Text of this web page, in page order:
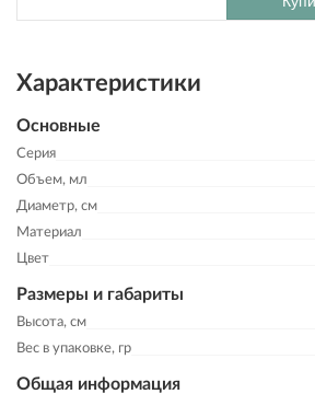
Характеристики
Основные
Серия
Объем, мл
Диаметр, см
Материал
Цвет
Размеры и габариты
Высота, см
Вес в упаковке, гр
Общая информация